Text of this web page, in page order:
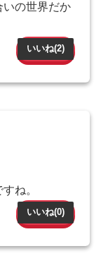
いの世界だか
いいね(2)
ね。
いいね(0)